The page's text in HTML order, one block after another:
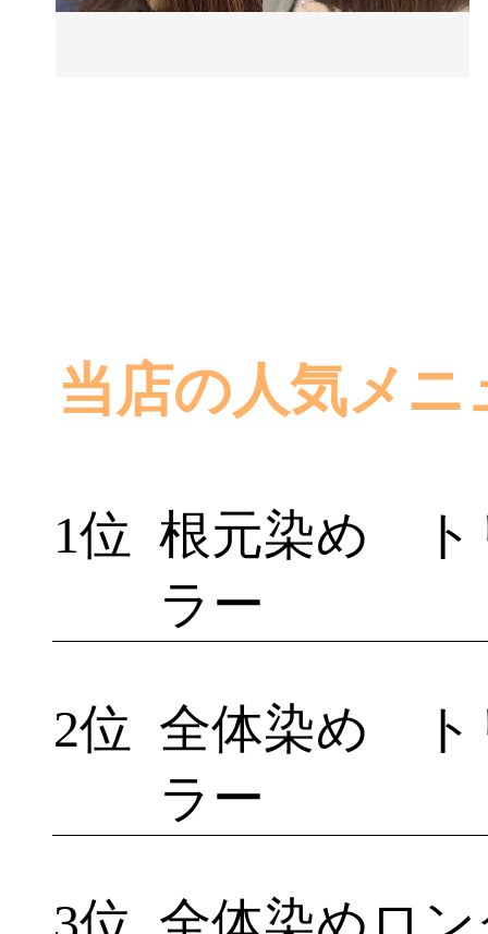
当店の人気メ
1位 根元染め ト
ラー
2位 全体染め ト
ラー